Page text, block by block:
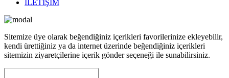
İLETİŞİM
Sitemize üye olarak beğendiğiniz içerikleri favorilerinize ekleyebilir,
kendi ürettiğiniz ya da internet üzerinde beğendiğiniz içerikleri
sitemizin ziyaretçilerine içerik gönder seçeneği ile sunabilirsiniz.